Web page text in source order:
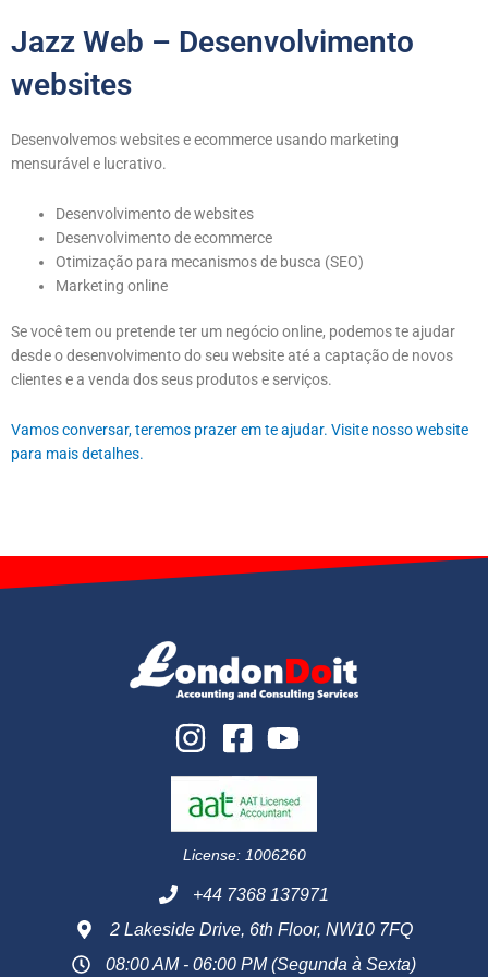
Jazz Web – Desenvolvimento
websites
Desenvolvemos websites e ecommerce usando marketing
mensurável e lucrativo.
Desenvolvimento de websites
Desenvolvimento de ecommerce
Otimização para mecanismos de busca (SEO)
Marketing online
Se você tem ou pretende ter um negócio online, podemos te ajudar
desde o desenvolvimento do seu website até a captação de novos
clientes e a venda dos seus produtos e serviços.
Vamos conversar, teremos prazer em te ajudar. Visite nosso website
para mais detalhes.
License: 1006260
+44 7368 137971
2 Lakeside Drive, 6th Floor, NW10 7FQ
08:00 AM - 06:00 PM (Segunda à Sexta)